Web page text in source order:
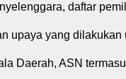
daftar
upaya yang
Daerah, ASN